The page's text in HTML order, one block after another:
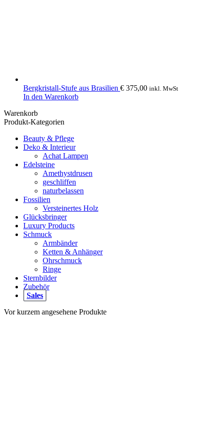
Bergkristall-Stufe aus Brasilien € 375,00 inkl. MwSt
In den Warenkorb
Warenkorb
Produkt-Kategorien
Beauty & Pflege
Deko & Interieur
Achat Lampen
Edelsteine
Amethystdrusen
geschliffen
naturbelassen
Fossilien
Versteinertes Holz
Glücksbringer
Luxury Products
Schmuck
Armbänder
Ketten & Anhänger
Ohrschmuck
Ringe
Sternbilder
Zubehör
Sales
Vor kurzem angesehene Produkte